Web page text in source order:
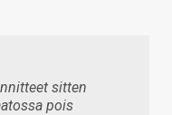
sitten
pois